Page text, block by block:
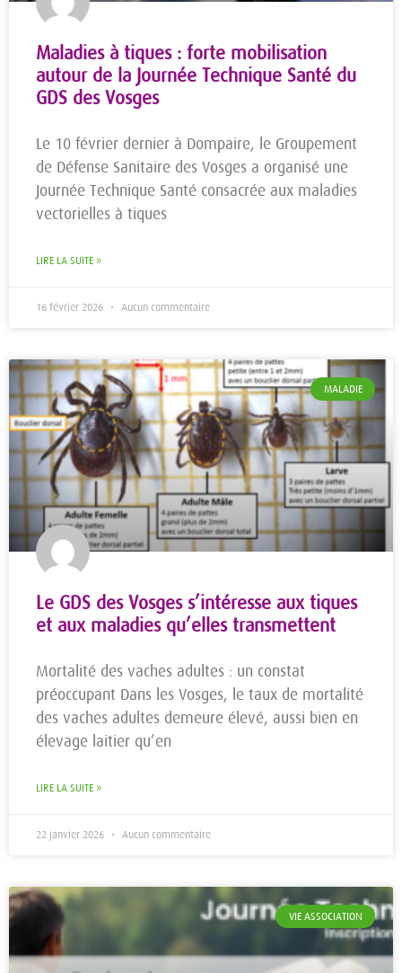
Maladies à tiques : forte mobilisation
autour de la Journée Technique Santé du
GDS des Vosges
Le 10 février dernier à Dompaire, le Groupement
de Défense Sanitaire des Vosges a organisé une
Journée Technique Santé consacrée aux maladies
vectorielles à tiques
LIRE LA SUITE »
16 février 2026 Aucun commentaire
MALADIE
Le GDS des Vosges s’intéresse aux tiques
et aux maladies qu’elles transmettent
Mortalité des vaches adultes : un constat
préoccupant Dans les Vosges, le taux de mortalité
des vaches adultes demeure élevé, aussi bien en
élevage laitier qu’en
LIRE LA SUITE »
22 janvier 2026 Aucun commentaire
VIE ASSOCIATION